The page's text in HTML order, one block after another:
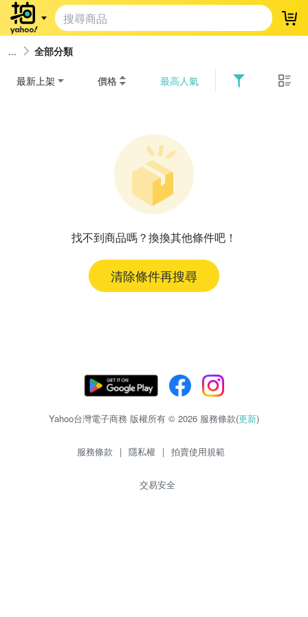
登
全部分類
最新上架 價格 最高人氣
找不到商品嗎？換換其他條件吧！
清除條件再搜尋
Yahoo台灣電子商務 版權所有 © 2026 服務條款(更新)
服務條款 | 隱私權 | 拍賣使用規範
交易安全